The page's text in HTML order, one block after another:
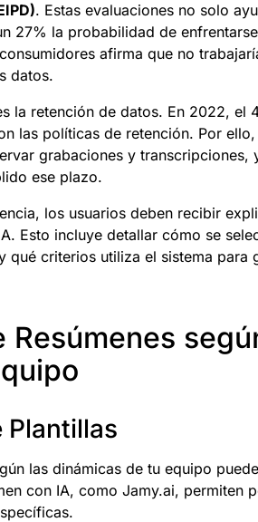
. Estas evaluaciones no solo
27% la probabilidad de
afirma que no
datos.
la retención de datos. En 2022, el
las políticas de retención. Por
grabaciones y transcripciones,
ese plazo.
los usuarios deben recibir
Esto incluye detallar cómo se
criterios utiliza el sistema para
Resúmenes
Plantillas
las dinámicas de tu equipo
con IA, como Jamy.ai, permiten